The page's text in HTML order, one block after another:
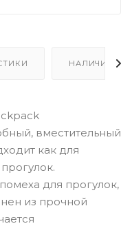
НАЛИЧИЕ
вместительный
как для
для прогулок,
из прочной